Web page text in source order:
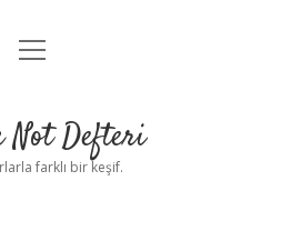
Anasayfa
Uyarı
menüyü
Not Defteri
farklı bir keşif.